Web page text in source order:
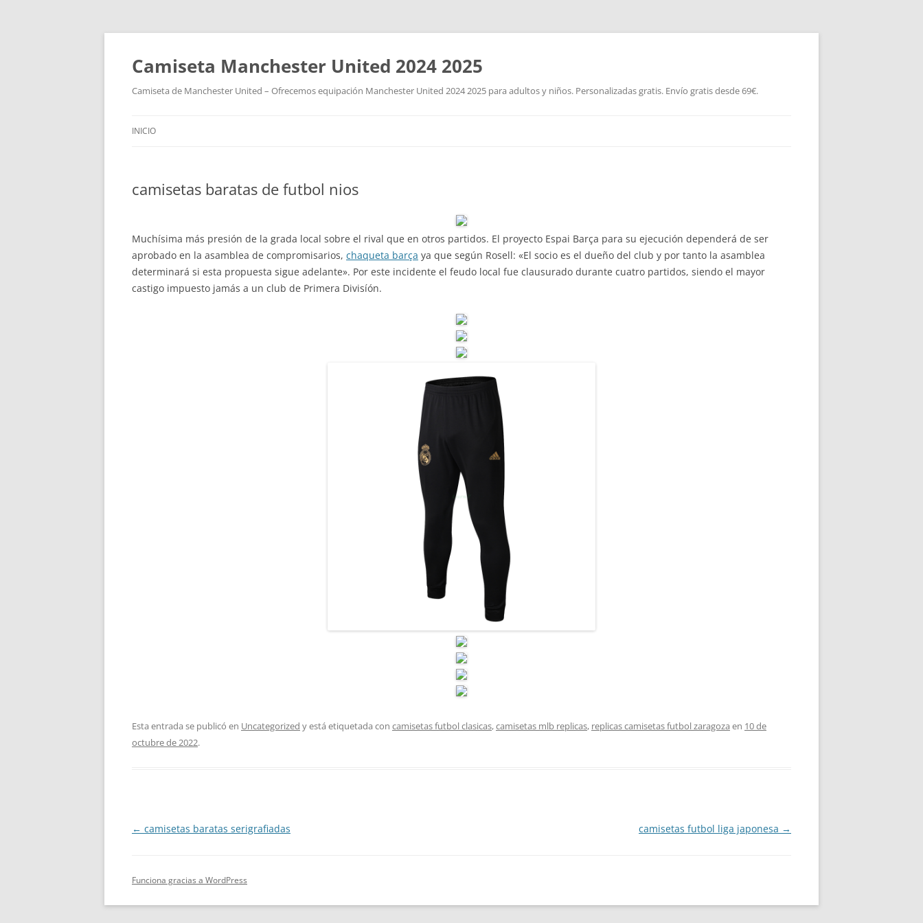
Camiseta Manchester United 2024 2025
Camiseta de Manchester United – Ofrecemos equipación Manchester United 2024 2025 para adultos y niños. Personalizadas gratis. Envío gratis desde 69€.
INICIO
camisetas baratas de futbol nios
Muchísima más presión de la grada local sobre el rival que en otros partidos. El proyecto Espai Barça para su ejecución dependerá de ser
aprobado en la asamblea de compromisarios, chaqueta barça ya que según Rosell: «El socio es el dueño del club y por tanto la asamblea
determinará si esta propuesta sigue adelante». Por este incidente el feudo local fue clausurado durante cuatro partidos, siendo el mayor
castigo impuesto jamás a un club de Primera Divisíón.
Esta entrada se publicó en Uncategorized y está etiquetada con camisetas futbol clasicas,camisetas mlb replicas, replicas camisetas futbol zaragoza en 10 de
octubre de 2022.
Navegación
← camisetas baratas serigrafiadas camisetas futbol liga japonesa →
Funciona gracias a WordPress